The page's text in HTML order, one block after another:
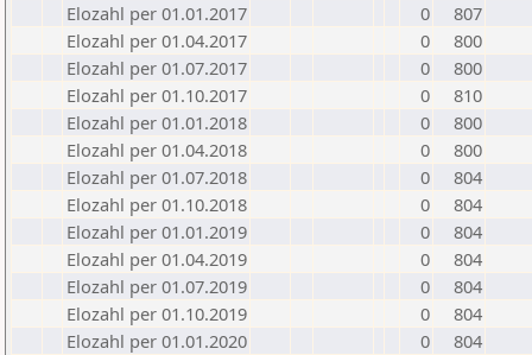
Elozahl per 01.01.2017
0
807
Elozahl per 01.04.2017
0
800
Elozahl per 01.07.2017
0
800
Elozahl per 01.10.2017
0
810
Elozahl per 01.01.2018
0
800
Elozahl per 01.04.2018
0
800
Elozahl per 01.07.2018
0
804
Elozahl per 01.10.2018
0
804
Elozahl per 01.01.2019
0
804
Elozahl per 01.04.2019
0
804
Elozahl per 01.07.2019
0
804
Elozahl per 01.10.2019
0
804
Elozahl per 01.01.2020
0
804